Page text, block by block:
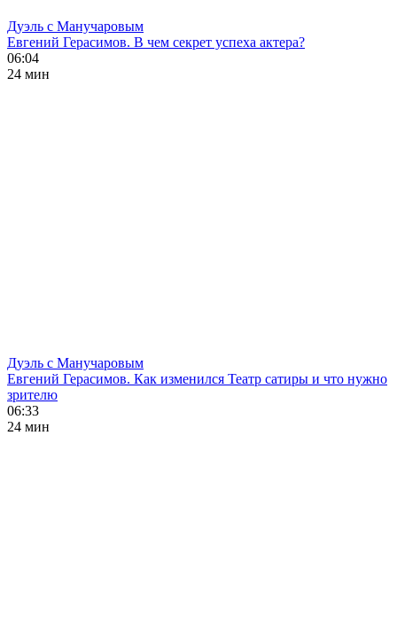
Дуэль с Манучаровым
Евгений Герасимов. В чем секрет успеха актера?
06:04
24 мин
Дуэль с Манучаровым
Евгений Герасимов. Как изменился Театр сатиры и что нужно
зрителю
06:33
24 мин